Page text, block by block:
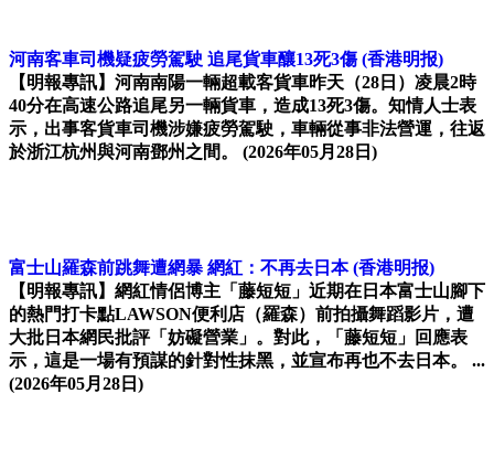
河南客車司機疑疲勞駕駛 追尾貨車釀13死3傷 (香港明报)
【明報專訊】河南南陽一輛超載客貨車昨天（28日）凌晨2時
40分在高速公路追尾另一輛貨車，造成13死3傷。知情人士表
示，出事客貨車司機涉嫌疲勞駕駛，車輛從事非法營運，往返
於浙江杭州與河南鄧州之間。
(2026年05月28日)
富士山羅森前跳舞遭網暴 網紅：不再去日本 (香港明报)
【明報專訊】網紅情侶博主「藤短短」近期在日本富士山腳下
的熱門打卡點LAWSON便利店（羅森）前拍攝舞蹈影片，遭
大批日本網民批評「妨礙營業」。對此，「藤短短」回應表
示，這是一場有預謀的針對性抹黑，並宣布再也不去日本。 ...
(2026年05月28日)